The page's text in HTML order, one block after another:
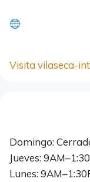
Visita vilaseca-
Domingo:
Jueves:
Lunes: